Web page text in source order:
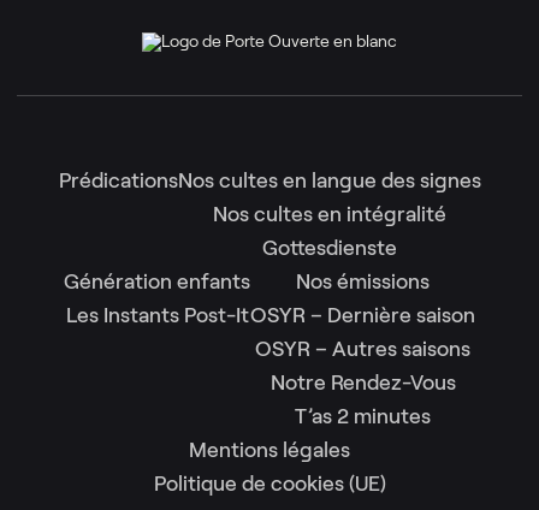
PrédicationsNos cultes en langue des signes
Nos cultes en intégralité
Gottesdienste
Génération enfants
Les Instants Post-It
Nos émissions
OSYR – Dernière saison
OSYR – Autres saisons
Notre Rendez-Vous
T’as 2 minutes
Mentions légales
Politique de cookies (UE)